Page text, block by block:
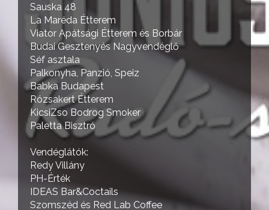
Sauska 48
La Maréda Étterem
Viator Apátsági Étterem és Borbár
Budai Gesztenyés Nagyvendéglő
Séf asztala
Palkonyha, Panzió, Speiz
Babka Budapest
Rózsakert Étterem
KicsiZso Bodrog Smoker
Paletta Bisztró
Vendéglátók:
Redy Villány
PH-Érték
IDEAS Bar&Coctails
Szomszéd és Red Lab Coffee